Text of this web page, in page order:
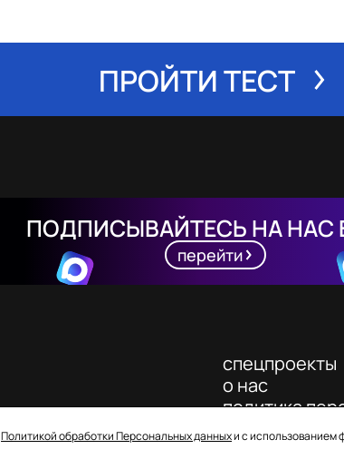
ПРОЙТИ ТЕСТ
ПОДПИСЫВАЙТЕСЬ НА НАС
перейти
Политикой обработки Персональных данныхи с использованием
спецпроекты
о нас
политика